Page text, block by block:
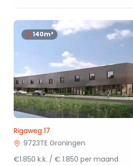
140m²
Rigaweg 17
9723TE Groningen
€1.850 k.k. / € 1.850 per maand